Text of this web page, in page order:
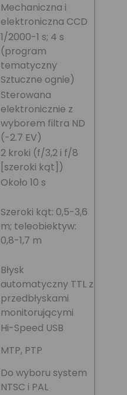
Mechaniczna i
elektroniczna CCD
1/2000-1 s; 4 s
(program
tematyczny
Sztuczne ognie)
Sterowana
elektronicznie z
wyborem filtra ND
(-2.7 EV)
2 kroki (f/3,2 i f/8
[szeroki kąt])
Około 10 s
Szeroki kąt: 0,5-3,6
m; teleobiektyw:
0,8-1,7 m
Błysk
automatyczny TTL z
przedbłyskami
monitorującymi
Hi-Speed USB
MTP, PTP
Do wyboru system
NTSC i PAL